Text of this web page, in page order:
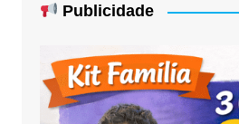
Publicidade